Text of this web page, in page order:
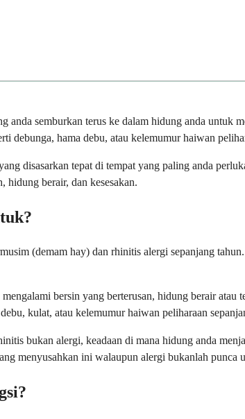
anda semburkan terus ke dalam hidung anda
debunga, hama debu, atau kelemumur haiwan
disasarkan tepat di tempat yang paling anda
hidung berair, dan kesesakan.
(demam hay) dan rhinitis alergi sepanjang
bersin yang berterusan, hidung berair
kulat, atau kelemumur haiwan peliharaan
bukan alergi, keadaan di mana hidung anda
menyusahkan ini walaupun alergi bukanlah punca